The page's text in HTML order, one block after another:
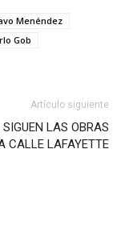
Menéndez
Gob
Artículo siguiente
SIGUEN LAS OBRAS
CALLE LAFAYETTE